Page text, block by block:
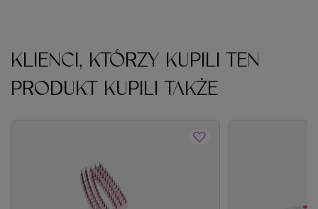
KLIENCI, KTÓRZY KUPILI TEN
PRODUKT KUPILI TAKŻE